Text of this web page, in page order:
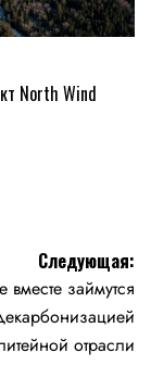
North Wind
Следующая:
вместе займутся
отрасли